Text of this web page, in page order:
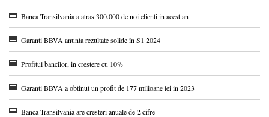
Banca Transilvania a atras 300.000 de noi clienti in acest an
Garanti BBVA anunta rezultate solide în S1 2024
Profitul bancilor, in crestere cu 10%
Garanti BBVA a obtinut un profit de 177 milioane lei in 2023
Banca Transilvania are cresteri anuale de 2 cifre